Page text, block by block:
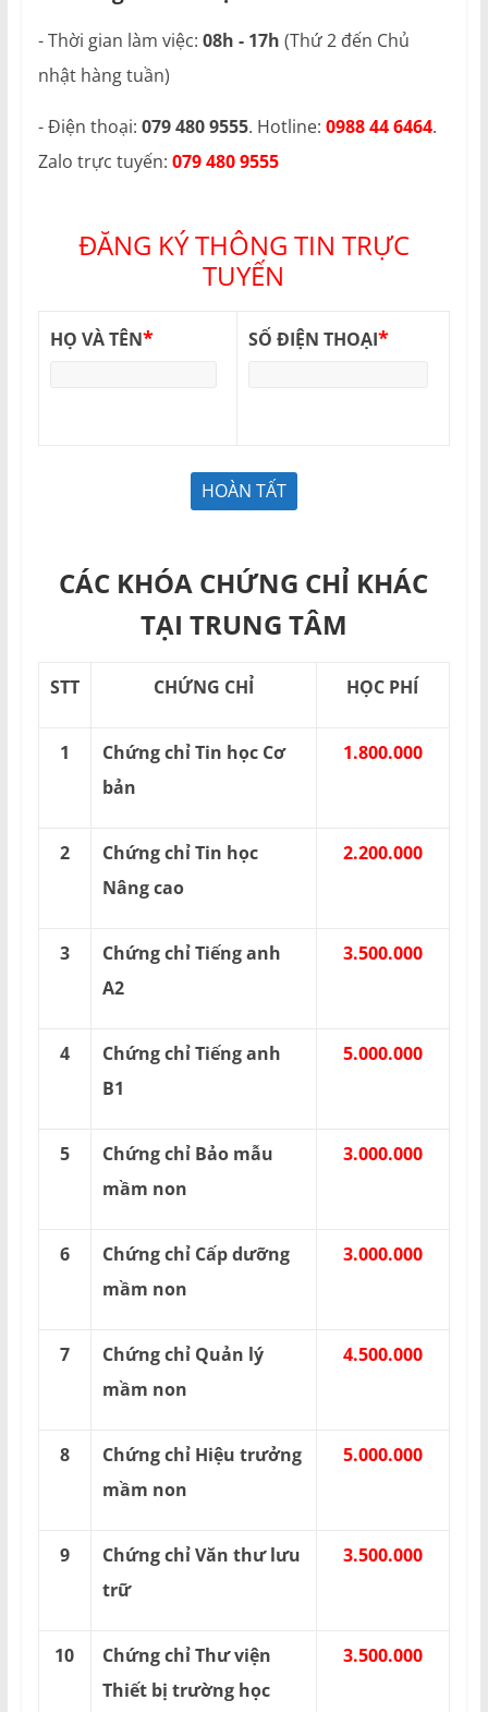
- Thời gian làm việc: 08h - 17h (Thứ 2 đến Chủ
nhật hàng tuần)
- Điện thoại: 079 480 9555. Hotline: 0988 44 6464.
Zalo trực tuyến: 079 480 9555
ĐĂNG KÝ THÔNG TIN TRỰC
TUYẾN
HỌ VÀ TÊN* SỐ ĐIỆN THOẠI*
CÁC KHÓA CHỨNG CHỈ KHÁC
TẠI TRUNG TÂM
STT CHỨNG CHỈ HỌC PHÍ
1
Chứng chỉ Tin học Cơ
bản
1.800.000
2
Chứng chỉ Tin học
Nâng cao
2.200.000
3
Chứng chỉ Tiếng anh
A2
3.500.000
4
Chứng chỉ Tiếng anh
B1
5.000.000
5
Chứng chỉ Bảo mẫu
mầm non
3.000.000
6
Chứng chỉ Cấp dưỡng
mầm non
3.000.000
7
Chứng chỉ Quản lý
mầm non
4.500.000
8
Chứng chỉ Hiệu trưởng
mầm non
5.000.000
9
Chứng chỉ Văn thư lưu
trữ
3.500.000
10
Chứng chỉ Thư viện
Thiết bị trường học
3.500.000